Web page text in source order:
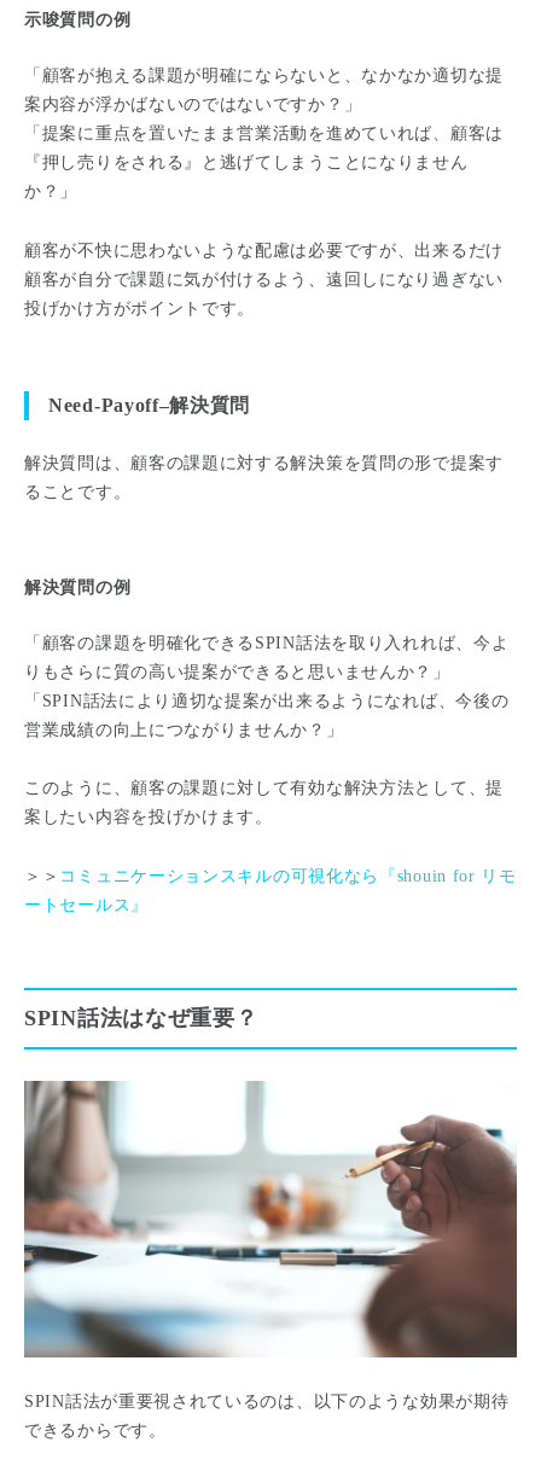
示唆質問の例
「顧客が抱える課題が明確にならないと、なかなか適切な提
案内容が浮かばないのではないですか？」
「提案に重点を置いたまま営業活動を進めていれば、顧客は
『押し売りをされる』と逃げてしまうことになりません
か？」
顧客が不快に思わないような配慮は必要ですが、出来るだけ
顧客が自分で課題に気が付けるよう、遠回しになり過ぎない
投げかけ方がポイントです。
Need-Payoff–解決質問
解決質問は、顧客の課題に対する解決策を質問の形で提案す
ることです。
解決質問の例
「顧客の課題を明確化できるSPIN話法を取り入れれば、今よ
りもさらに質の高い提案ができると思いませんか？」
「SPIN話法により適切な提案が出来るようになれば、今後の
営業成績の向上につながりませんか？」
このように、顧客の課題に対して有効な解決方法として、提
案したい内容を投げかけます。
＞＞ コミュニケーションスキルの可視化なら『shouin for リモ
ートセールス』
SPIN話法はなぜ重要？
SPIN話法が重要視されているのは、以下のような効果が期待
できるからです。